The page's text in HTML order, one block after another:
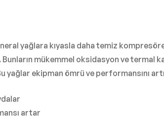
yağlara kıyasla daha temiz
mükemmel oksidasyon ve termal
ekipman ömrü ve performansını
artar